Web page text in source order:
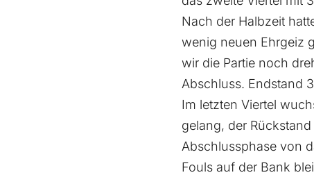
Nach der Halbzeit
wenig neuen Ehrgeiz
wir die Partie noch
Abschluss. Endstand
Im letzten Viertel
gelang, der
Abschlussphase von
Fouls auf der Bank